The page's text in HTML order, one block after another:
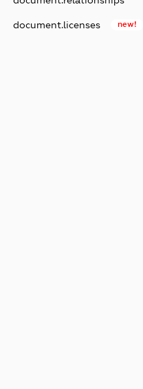
document.licenses new!